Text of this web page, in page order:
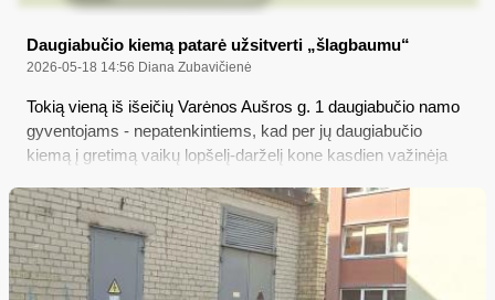
Daugiabučio kiemą patarė užsitverti „šlagbaumu“
2026-05-18 14:56 Diana Zubavičienė
Tokią vieną iš išeičių Varėnos Aušros g. 1 daugiabučio namo
gyventojams - nepatenkintiems, kad per jų daugiabučio
kiemą į gretimą vaikų lopšelį-darželį kone kasdien važinėja
Saugaus eismo komisijos pirmininkas...